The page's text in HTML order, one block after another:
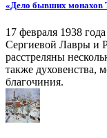
«Дело бывших монахов
17 февраля 1938
Сергиевой Лавры и
расстреляны
также духовенства,
благочиния.